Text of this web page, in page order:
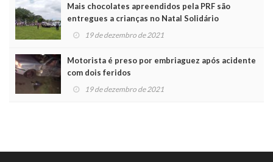
Mais chocolates apreendidos pela PRF são
entregues a crianças no Natal Solidário
19 de dezembro de 2021
Motorista é preso por embriaguez após acidente
com dois feridos
19 de dezembro de 2021